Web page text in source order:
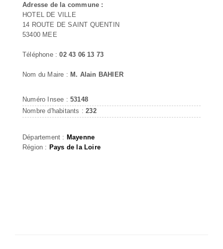
Adresse de la commune :
HOTEL DE VILLE
14 ROUTE DE SAINT QUENTIN
53400 MEE
Téléphone :02 43 06 13 73
Nom du Maire : M. Alain BAHIER
Numéro Insee : 53148
Nombre d'habitants :232
Département : Mayenne
Région : Pays de la Loire